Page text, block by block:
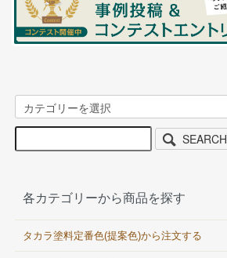
SEARCH
各カテゴリーから商品を探す
タカラ塗料定番色(提案色)から注文する